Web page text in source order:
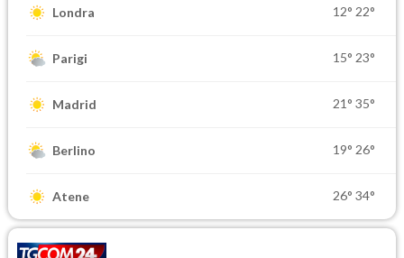
Londra 12° 22°
Parigi 15° 23°
Madrid 21° 35°
Berlino 19° 26°
Atene 26° 34°